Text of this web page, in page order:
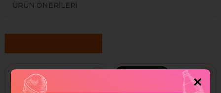
ÜRÜN ÖNERILERI
×